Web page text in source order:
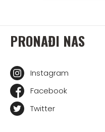
PRONAĐI NAS
Instagram
Facebook
Twitter